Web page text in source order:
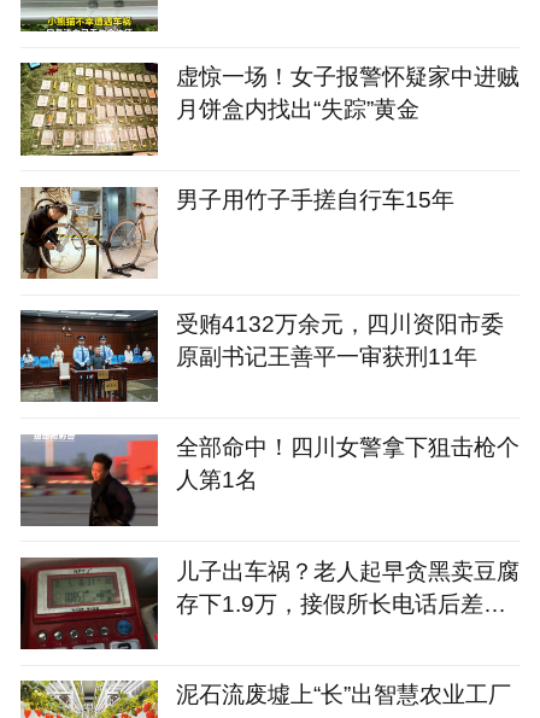
虚惊一场！女子报警怀疑家中进贼
月饼盒内找出“失踪”黄金
男子用竹子手搓自行车15年
受贿4132万余元，四川资阳市委
原副书记王善平一审获刑11年
全部命中！四川女警拿下狙击枪个
人第1名
儿子出车祸？老人起早贪黑卖豆腐
存下1.9万，接假所长电话后差点
泥石流废墟上“长”出智慧农业工厂